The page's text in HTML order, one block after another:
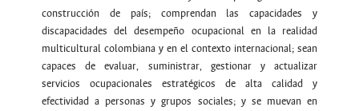
construcción de país; comprendan las capacidades y
discapacidades del desempeño ocupacional en la realidad
multicultural colombiana y en el contexto internacional; sean
capaces de evaluar, suministrar, gestionar y actualizar
servicios ocupacionales estratégicos de alta calidad y
efectividad a personas y grupos sociales; y se muevan en